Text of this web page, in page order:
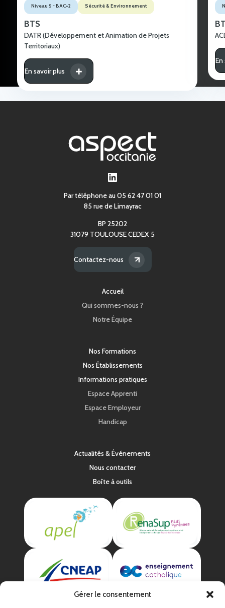
Gérer le consentement
DATR (Développement et Animation de Projets
Territoriaux)
BTS
Niveau 5 - BAC+2 Sécurité & Environnement
En savoir plus
En
LinkedIn
Par téléphone au 05 62 47 01 01
85 rue de Limayrac
BP 25202
31079 TOULOUSE CEDEX 5
Contactez-nous
Accueil
Qui sommes-nous ?
Notre Équipe
Nos Formations
Nos Établissements
Informations pratiques
Espace Apprenti
Espace Employeur
Handicap
Actualités & Événements
Nous contacter
Boîte à outils